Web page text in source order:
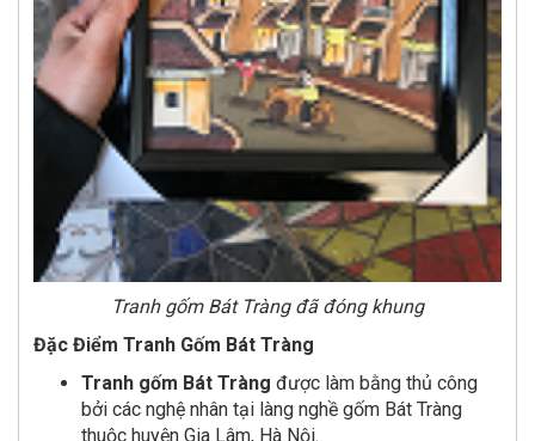
Tranh gốm Bát Tràng đã đóng khung
Đặc Điểm Tranh Gốm Bát Tràng
Tranh gốm Bát Tràng được làm bằng thủ công
bởi các nghệ nhân tại làng nghề gốm Bát Tràng
thuộc huyện Gia Lâm, Hà Nội.